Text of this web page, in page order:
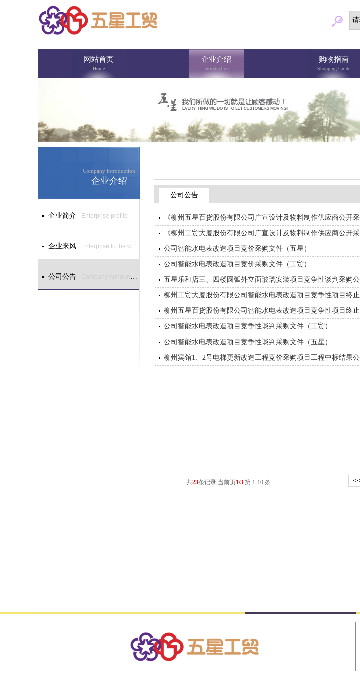
网站首页
Home
企业介绍
Introduction
购物指南
Shopping Guide
Company introduction
企业介绍
企业简介 Enterprise profile
企业来风 Enterprise to the wind
公司公告
公司公告
公司智能水电表改造项目竞价采购文件（五星）
公司智能水电表改造项目竞价采购文件（工贸）
五星乐和店三、四楼圆弧外立面玻璃安装项目竞争性谈判采购
柳州工贸大厦股份有限公司智能水电表改造项目竞争性项目终
柳州五星百货股份有限公司智能水电表改造项目竞争性项目终
公司智能水电表改造项目竞争性谈判采购文件（工贸）
公司智能水电表改造项目竞争性谈判采购文件（五星）
柳州宾馆1、2号电梯更新改造工程竞价采购项目工程中标结果
共23条记录 当前页1/3第 1-10 条